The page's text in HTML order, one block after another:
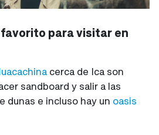
para visitar en
cerca de Ica son
sandboard y salir a las
dunas e incluso hay un oasis